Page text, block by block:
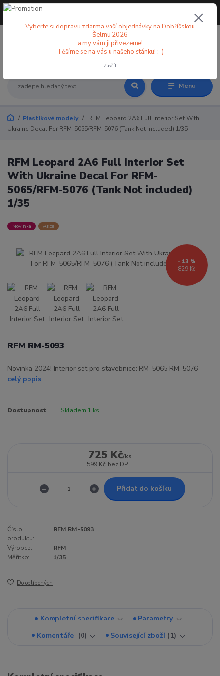
Menu
+420 773 998 582
Plastikové modely
RFM Leopard 2A6 Full Interior Set With
Ukraine Decal For RFM-5065/RFM-5076 (Tank Not included) 1/35
RFM Leopard 2A6 Full Interior Set
With Ukraine Decal For RFM-
5065/RFM-5076 (Tank Not included)
1/35
Novinka Akce
829 Kč
- 13 %
RFM RM-5093
Novinka 2024! Interior set pro stavebnice: RM-5065 RM-5076
celý popis
Dostupnost Skladem 1 ks
725 Kč/ks
599 Kč bez DPH
Přidat do košíku
Číslo
produktu:
RFM RM-5093
Výrobce:
RFM
Měřítko:
1/35
Do oblíbených
Kompletní specifikace
Parametry
Komentáře
0 Související zboží 1
Vyberte si dopravu zdarma vaší objednávky na Dobříšskou
Šelmu 2026
a my vám ji přivezeme!
Těšíme se na vás u našeho stánku! :-)
Zavřít